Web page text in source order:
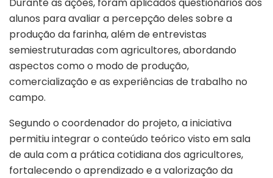
alunos para avaliar a percepção deles sobre a
produção da farinha, além de entrevistas
semiestruturadas com agricultores, abordando
aspectos como o modo de produção,
comercialização e as experiências de trabalho no
campo.
Segundo o coordenador do projeto, a iniciativa
permitiu integrar o conteúdo teórico visto em sala
de aula com a prática cotidiana dos agricultores,
fortalecendo o aprendizado e a valorização da